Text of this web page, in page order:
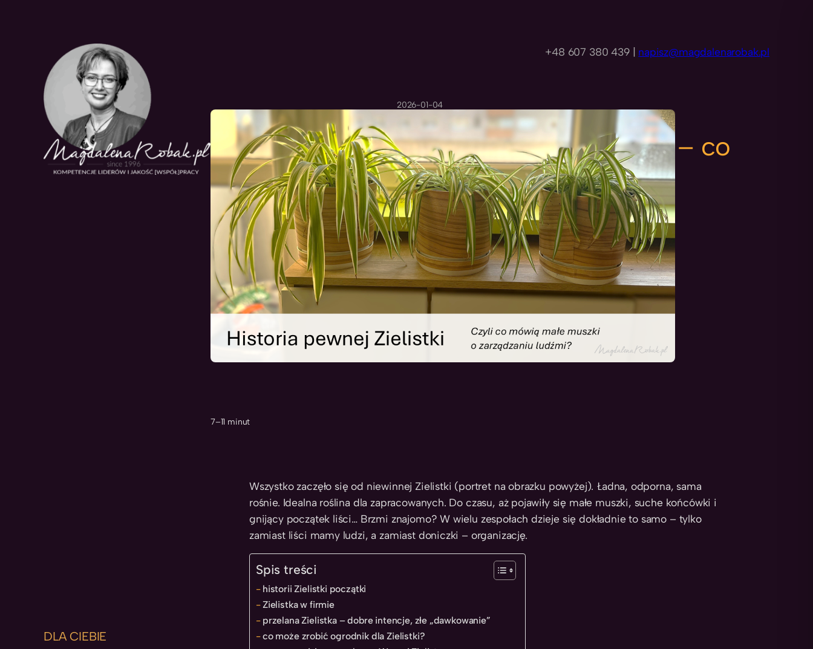
DLA CIEBIE
+48 607 380 439 | napisz@magdalenarobak.pl
2026-01-04
Historia pewnej Zielistki – co
mówią małe muszki o
zarządzaniu ludźmi?
7–11 minut
Wszystko zaczęło się od niewinnej Zielistki (portret na obrazku powyżej). Ładna, odporna, sama
rośnie. Idealna roślina dla zapracowanych. Do czasu, aż pojawiły się małe muszki, suche końcówki i
gnijący początek liści… Brzmi znajomo? W wielu zespołach dzieje się dokładnie to samo – tylko
zamiast liści mamy ludzi, a zamiast doniczki – organizację.
Spis treści
historii Zielistki początki
Zielistka w firmie
przelana Zielistka – dobre intencje, złe „dawkowanie”
co może zrobić ogrodnik dla Zielistki?